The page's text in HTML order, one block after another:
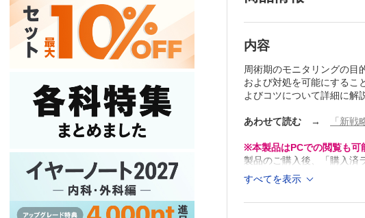
内容
周術期のモニタリングの目
および対処を可能にするこ
よびコツについて詳細に解
あわせて読む → 「新
※本製品はPCでの閲覧も可
製品のご購入後、「購入済
推奨ブラウザ： Firefox 最
すべてを表示